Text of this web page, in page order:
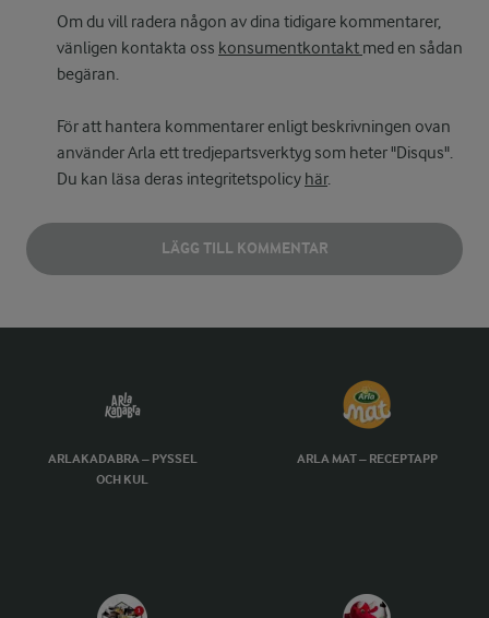
Om du vill radera någon av dina tidigare kommentarer,
vänligen kontakta oss konsumentkontakt med en sådan
begäran.
För att hantera kommentarer enligt beskrivningen ovan
använder Arla ett tredjepartsverktyg som heter "Disqus".
Du kan läsa deras integritetspolicy här.
LÄGG TILL KOMMENTAR
ARLAKADABRA – PYSSEL
OCH KUL
ARLA MAT – RECEPTAPP